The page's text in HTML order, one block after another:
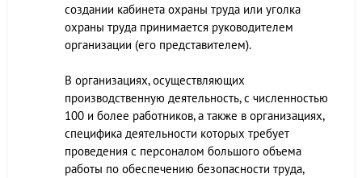
создании кабинета охраны труда или уголка
охраны труда принимается руководителем
организации (его представителем).
В организациях, осуществляющих
производственную деятельность, с численностью
100 и более работников, а также в организациях,
специфика деятельности которых требует
проведения с персоналом большого объема
работы по обеспечению безопасности труда,